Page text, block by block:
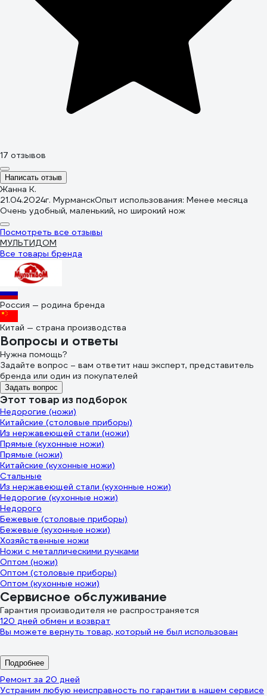
17 отзывов
Написать отзыв
Жанна К.
21.04.2024г. МурманскОпыт использования: Менее месяца
Очень удобный, маленький, но широкий нож
Посмотреть все отзывы
МУЛЬТИДОМ
Все товары бренда
Россия — родина бренда
Китай — страна производства
Вопросы и ответы
Нужна помощь?
Задайте вопрос – вам ответит наш эксперт, представитель
бренда или один из покупателей
Задать вопрос
Этот товар из подборок
Недорогие (ножи)
Китайские (столовые приборы)
Из нержавеющей стали (ножи)
Прямые (кухонные ножи)
Прямые (ножи)
Китайские (кухонные ножи)
Стальные
Из нержавеющей стали (кухонные ножи)
Недорогие (кухонные ножи)
Недорого
Бежевые (столовые приборы)
Бежевые (кухонные ножи)
Хозяйственные ножи
Ножи с металлическими ручками
Оптом (ножи)
Оптом (столовые приборы)
Оптом (кухонные ножи)
Сервисное обслуживание
Гарантия производителя не распространяется
120 дней обмен и возврат
Вы можете вернуть товар, который не был использован
Подробнее
Ремонт за 20 дней
Устраним любую неисправность по гарантии в нашем сервисе